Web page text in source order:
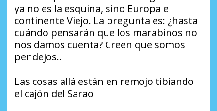
ya no es la esquina, sino Europa el
continente Viejo. La pregunta es: ¿hasta
cuándo pensarán que los marabinos no
nos damos cuenta? Creen que somos
pendejos..
Las cosas allá están en remojo tibiando
el cajón del Sarao